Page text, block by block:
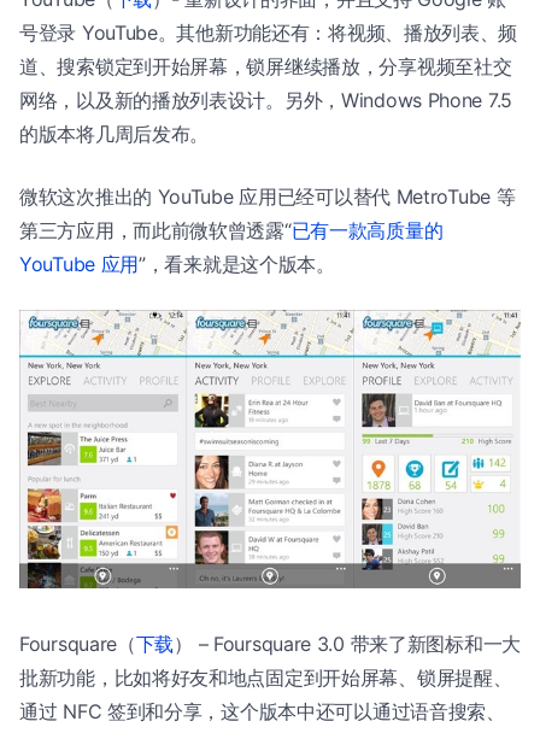
号登录 YouTube。其他新功能还有：将视频、播放列表、频
道、搜索锁定到开始屏幕，锁屏继续播放，分享视频至社交
网络，以及新的播放列表设计。另外，Windows Phone 7.5
的版本将几周后发布。
微软这次推出的 YouTube 应用已经可以替代 MetroTube 等
第三方应用，而此前微软曾透露“已有一款高质量的
YouTube 应用”，看来就是这个版本。
Foursquare（下载） – Foursquare 3.0 带来了新图标和一大
批新功能，比如将好友和地点固定到开始屏幕、锁屏提醒、
通过 NFC 签到和分享，这个版本中还可以通过语音搜索、